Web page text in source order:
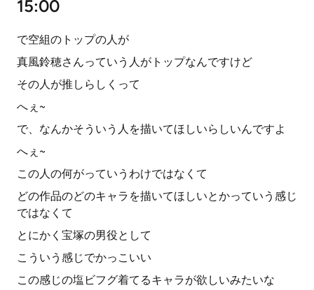
15:00
で空組のトップの人が
真風鈴穂さんっていう人がトップなんですけど
その人が推しらしくって
へぇ~
で、なんかそういう人を描いてほしいらしいんですよ
へぇ~
この人の何がっていうわけではなくて
どの作品のどのキャラを描いてほしいとかっていう感じ
ではなくて
とにかく宝塚の男役として
こういう感じでかっこいい
この感じの塩ビフグ着てるキャラが欲しいみたいな